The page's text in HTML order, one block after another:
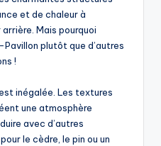
et de chaleur à
Mais pourquoi
plutôt que d’autres
!
inégalée. Les textures
une atmosphère
avec d’autres
le cèdre, le pin ou un